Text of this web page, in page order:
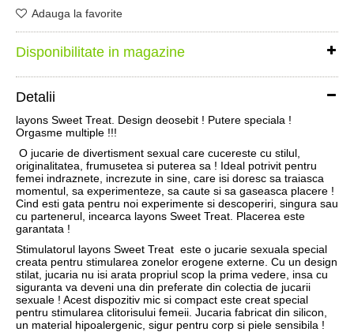
Adauga la favorite
Disponibilitate in magazine
Detalii
layons Sweet Treat. Design deosebit ! Putere speciala !
Orgasme multiple !!!
O jucarie de divertisment sexual care cucereste cu stilul,
originalitatea, frumusetea si puterea sa ! Ideal potrivit pentru
femei indraznete, increzute in sine, care isi doresc sa traiasca
momentul, sa experimenteze, sa caute si sa gaseasca placere !
Cind esti gata pentru noi experimente si descoperiri, singura sau
cu partenerul, incearca layons Sweet Treat. Placerea este
garantata !
Stimulatorul layons Sweet Treat este o jucarie sexuala special
creata pentru stimularea zonelor erogene externe. Cu un design
stilat, jucaria nu isi arata propriul scop la prima vedere, insa cu
siguranta va deveni una din preferate din colectia de jucarii
sexuale ! Acest dispozitiv mic si compact este creat special
pentru stimularea clitorisului femeii. Jucaria fabricat din silicon,
un material hipoalergenic, sigur pentru corp si piele sensibila !